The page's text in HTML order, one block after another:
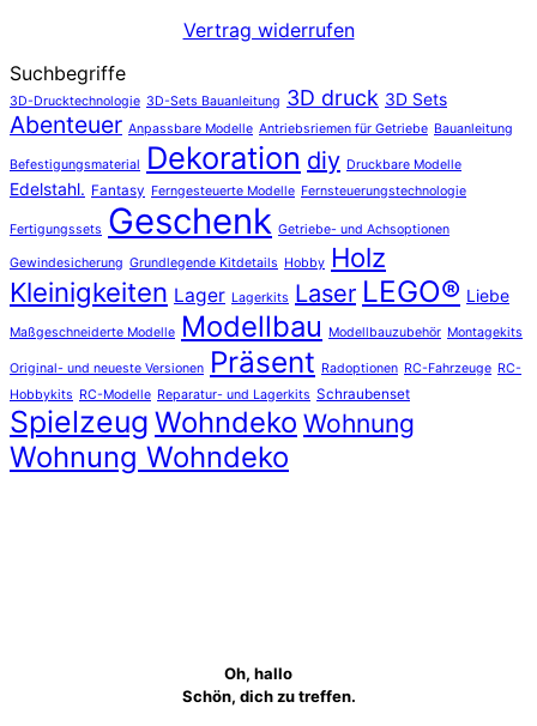
Vertrag widerrufen
Suchbegriffe
3D-Drucktechnologie 3D-Sets Bauanleitung 3D druck 3D Sets
Abenteuer Anpassbare Modelle Antriebsriemen für Getriebe Bauanleitung
Befestigungsmaterial Dekoration diy Druckbare Modelle
Edelstahl. Fantasy Ferngesteuerte Modelle Fernsteuerungstechnologie
Fertigungssets Geschenk Getriebe- und Achsoptionen
Gewindesicherung Grundlegende Kitdetails Hobby Holz
Kleinigkeiten Lager Lagerkits Laser LEGO® Liebe
Maßgeschneiderte Modelle Modellbau Modellbauzubehör Montagekits
Original- und neueste Versionen Präsent Radoptionen RC-Fahrzeuge RC-
Hobbykits RC-Modelle Reparatur- und Lagerkits Schraubenset
Spielzeug Wohndeko Wohnung
Wohnung Wohndeko
Oh, hallo
Schön, dich zu treffen.